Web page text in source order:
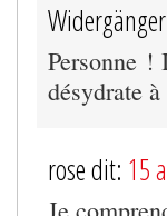
Personne !
désydrate
rose dit: 15